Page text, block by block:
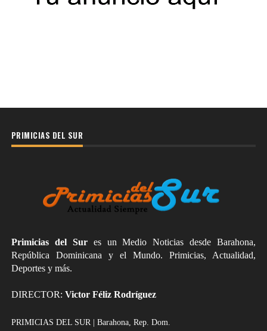
PRIMICIAS DEL SUR
Primicias del Sures un Medio Noticias desde Barahona,
República Dominicana y el Mundo. Primicias, Actualidad,
Deportes y más.
DIRECTOR: Victor Féliz Rodríguez
PRIMICIAS DEL SUR | Barahona, Rep. Dom.